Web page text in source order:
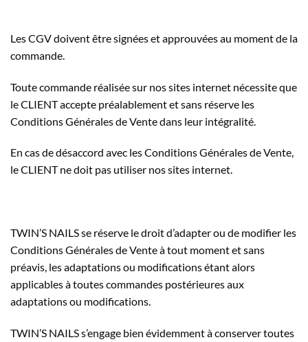
Les CGV doivent être signées et approuvées au moment de la
commande.
Toute commande réalisée sur nos sites internet nécessite que
le CLIENT accepte préalablement et sans réserve les
Conditions Générales de Vente dans leur intégralité.
En cas de désaccord avec les Conditions Générales de Vente,
le CLIENT ne doit pas utiliser nos sites internet.
TWIN’S NAILS se réserve le droit d’adapter ou de modifier les
Conditions Générales de Vente à tout moment et sans
préavis, les adaptations ou modifications étant alors
applicables à toutes commandes postérieures aux
adaptations ou modifications.
TWIN’S NAILS s’engage bien évidemment à conserver toutes